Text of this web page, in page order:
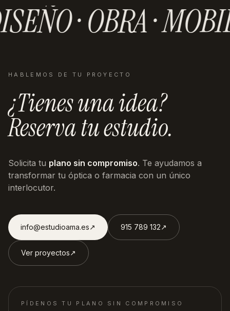
· OBRA ·
HABLEMOS DE TU PROYECTO
¿Tienes una idea?
Reserva tu estudio.
Solicita tu plano sin compromiso. Te ayudamos a
transformar tu óptica o farmacia con un único
interlocutor.
info@estudioama.es↗︎ 915 789 132↗︎
Ver proyectos↗︎
PÍDENOS TU PLANO SIN COMPROMISO